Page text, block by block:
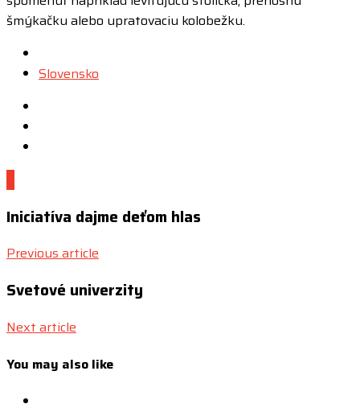
šmýkačku alebo upratovaciu kolobežku.
in
Slovensko
Iniciatíva dajme deťom hlas
Previous article
Svetové univerzity
Next article
You may also like